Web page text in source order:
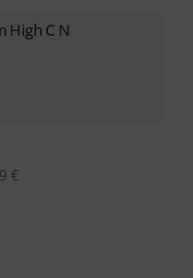
High C N
€